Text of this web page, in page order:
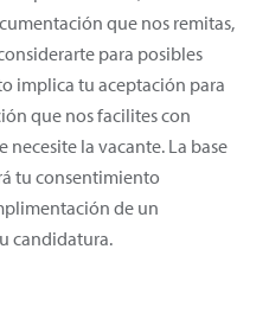
que nos remitas,
para posibles
implica tu aceptación para
que nos facilites con
la vacante. La base
tu consentimiento
de un
candidatura.